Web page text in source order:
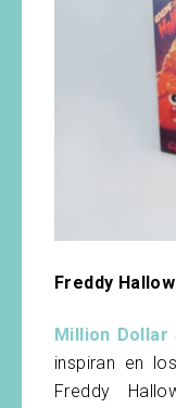
Freddy
Million Dollar
inspiran en
Freddy